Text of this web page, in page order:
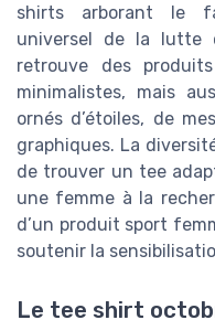
shirts arborant le
universel de la lutte
retrouve des
minimalistes, mais
ornés d’étoiles, de
graphiques. La
de trouver un tee
une femme à la
d’un produit sport
soutenir la
Le tee shirt